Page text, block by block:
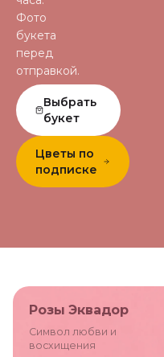
Фото
букета
перед
отправкой.
Выбрать
букет
Цветы по
подписке
Розы Эквадор
Символ любви и
восхищения